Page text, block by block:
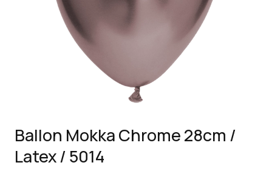
Ballon Mokka Chrome 28cm /
Latex / 5014